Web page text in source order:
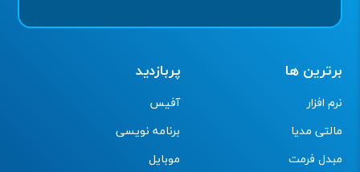
برترین ها
نرم افزار
مالتی مدیا
مبدل فرمت
پربازدید
آفیس
برنامه نویسی
موبایل